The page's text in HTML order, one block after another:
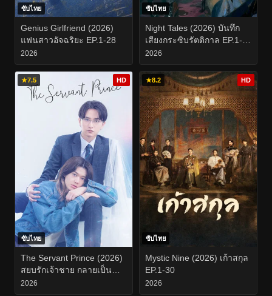
ซับไทย
Genius Girlfriend (2026)
แฟนสาวอัจฉริยะ EP.1-28
2026
ซับไทย
Night Tales (2026) บันทึก
เสียงกระซิบรัตติกาล EP.1-
24
2026
★7.5 HD
ซับไทย
The Servant Prince (2026)
สยบรักเจ้าชาย กลายเป็น
ทาส EP.1-8
2026
★8.2 HD
ซับไทย
Mystic Nine (2026) เก้าสกุล
EP.1-30
2026